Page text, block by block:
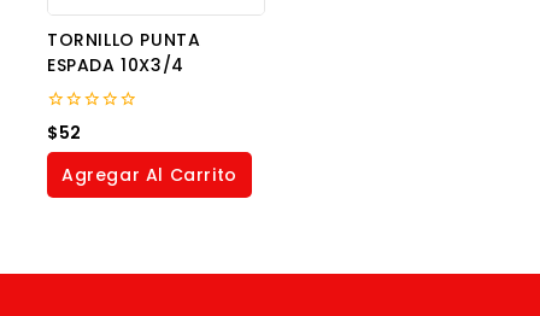
TORNILLO PUNTA
ESPADA 10X3/4
0
out
of
$52
Agregar Al Carrito